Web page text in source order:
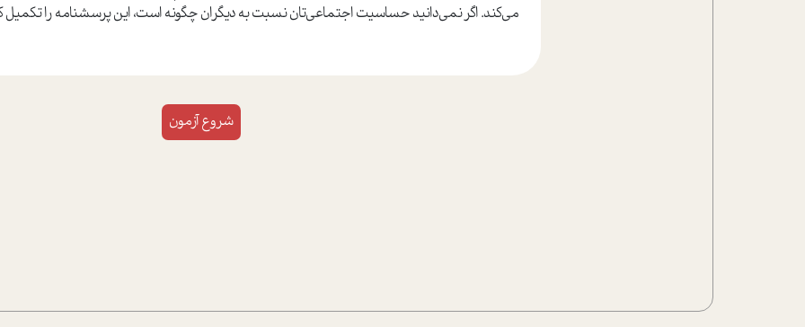
مي‌كند. اگر نمي‌دانيد حساسيت اجتماعي‌تان نسبت به ديگران چگونه است، این پرسشنامه را تكميل